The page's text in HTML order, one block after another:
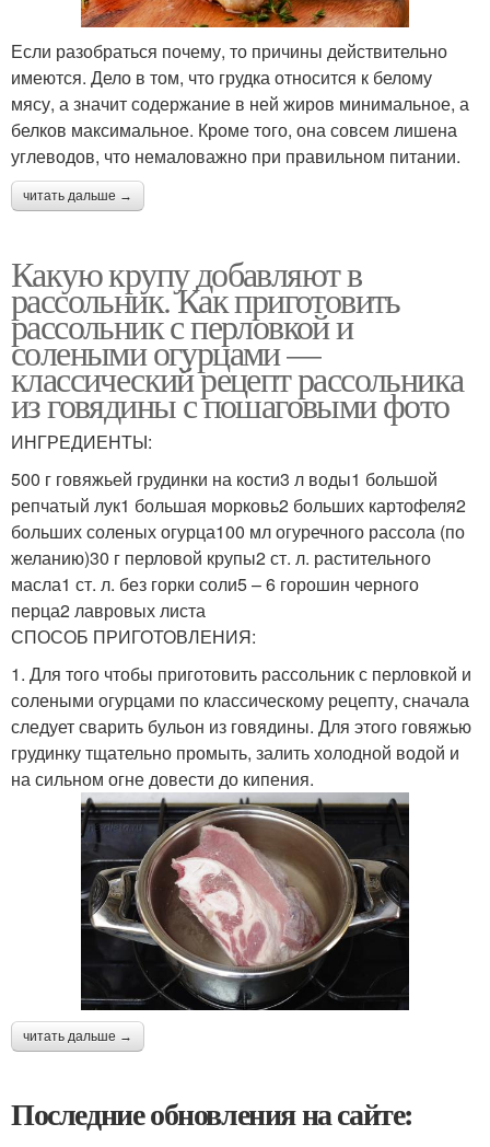
Если разобраться почему, то причины действительно
имеются. Дело в том, что грудка относится к белому
мясу, а значит содержание в ней жиров минимальное, а
белков максимальное. Кроме того, она совсем лишена
углеводов, что немаловажно при правильном питании.
читать дальше →
Какую крупу добавляют в
рассольник. Как приготовить
рассольник с перловкой и
солеными огурцами —
классический рецепт рассольника
из говядины с пошаговыми фото
ИНГРЕДИЕНТЫ:
500 г говяжьей грудинки на кости3 л воды1 большой
репчатый лук1 большая морковь2 больших картофеля2
больших соленых огурца100 мл огуречного рассола (по
желанию)30 г перловой крупы2 ст. л. растительного
масла1 ст. л. без горки соли5 – 6 горошин черного
перца2 лавровых листа
СПОСОБ ПРИГОТОВЛЕНИЯ:
1. Для того чтобы приготовить рассольник с перловкой и
солеными огурцами по классическому рецепту, сначала
следует сварить бульон из говядины. Для этого говяжью
грудинку тщательно промыть, залить холодной водой и
на сильном огне довести до кипения.
читать дальше →
Последние обновления на сайте: